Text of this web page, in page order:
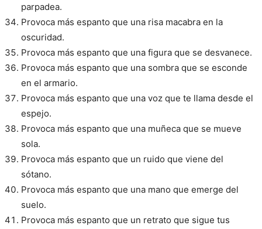
parpadea.
Provoca más espanto que una risa macabra en la
oscuridad.
Provoca más espanto que una figura que se desvanece.
Provoca más espanto que una sombra que se esconde
en el armario.
Provoca más espanto que una voz que te llama desde el
espejo.
Provoca más espanto que una muñeca que se mueve
sola.
Provoca más espanto que un ruido que viene del
sótano.
Provoca más espanto que una mano que emerge del
suelo.
Provoca más espanto que un retrato que sigue tus